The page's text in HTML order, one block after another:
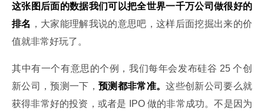
这张图后面的数据我们可以把全世界一千万公司做很好的
排名 ，大家能理解我说的意思吧，这样后面挖掘出来的价
值就非常好玩了。
其中有一个有意思的个例，我们每年会发布硅谷 25 个创
新公司，预测一下， 预测都非常准。这些创新公司要么就
获得非常好的投资，或者是 IPO 做的非常成功。不是因为